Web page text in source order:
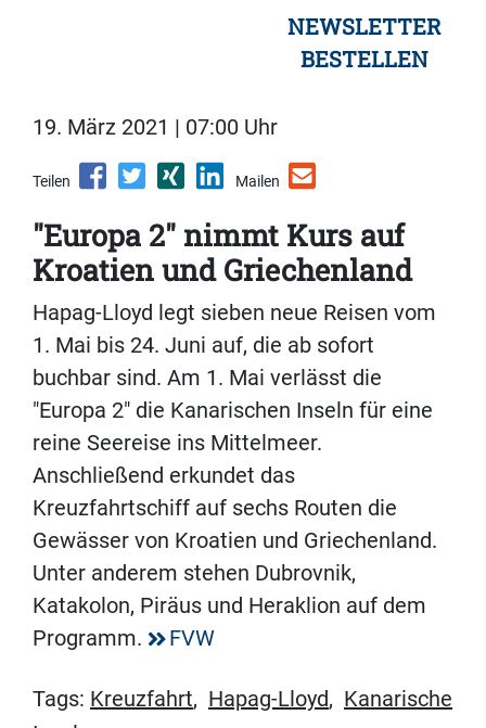
NEWSLETTER
BESTELLEN
19. März 2021 | 07:00 Uhr
Teilen Mailen
"Europa 2" nimmt Kurs auf
Kroatien und Griechenland
Hapag-Lloyd legt sieben neue Reisen vom
1. Mai bis 24. Juni auf, die ab sofort
buchbar sind. Am 1. Mai verlässt die
"Europa 2" die Kanarischen Inseln für eine
reine Seereise ins Mittelmeer.
Anschließend erkundet das
Kreuzfahrtschiff auf sechs Routen die
Gewässer von Kroatien und Griechenland.
Unter anderem stehen Dubrovnik,
Katakolon, Piräus und Heraklion auf dem
Programm.
FVW
Tags: Kreuzfahrt, Hapag-Lloyd, Kanarische